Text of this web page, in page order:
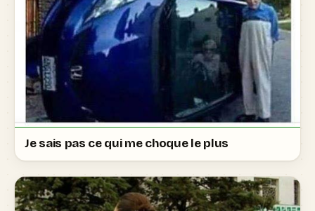
Je sais pas ce qui me choque le plus